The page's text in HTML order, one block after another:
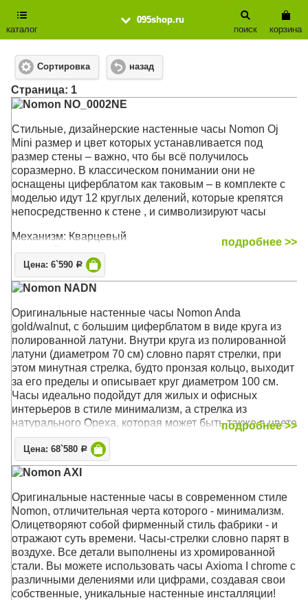
095shop.ru
каталог
корзина
поиск
Сортировка назад
Cтраница: 1
Nomon NO_0002NE
Стильные, дизайнерские настенные часы Nomon Oj
Mini размер и цвет которых устанавливается под
размер стены – важно, что бы всё получилось
соразмерно. В классическом понимании они не
оснащены циферблатом как таковым – в комплекте с
моделью идут 12 круглых делений, которые крепятся
непосредственно к стене , и символизируют часы
Механизм: Кварцевый
Корпус: Пластик
Размер: Порядка 50 см
подробнее >>
Цена: 6`590 Р
Nomon NADN
Оригинальные настенные часы Nomon Anda
gold/walnut, с большим циферблатом в виде круга из
полированной латуни. Внутри круга из полированной
латуни (диаметром 70 см) словно парят стрелки, при
этом минутная стрелка, будто пронзая кольцо, выходит
за его пределы и описывает круг диаметром 100 см.
Часы идеально подойдут для жилых и офисных
интерьеров в стиле минимализм, а стрелка из
натурального Ореха, которая может быть также в цвете
Венге, придаст нужный акцент
Механизм: Кварцевый UTS (Германия)
Корпус: Полированная латунь, дерево Орех
подробнее >>
Цена: 68`580 Р
Nomon AXI
Оригинальные настенные часы в современном стиле
Nomon, отличительная черта которого - минимализм.
Олицетворяют собой фирменный стиль фабрики - и
отражают суть времени. Часы-стрелки словно парят в
воздухе. Все детали выполнены из хромированной
стали. Вы можете использовать часы Axioma I chrome с
различными делениями или цифрами, создавая свои
собственные, уникальные настенные инсталляции!